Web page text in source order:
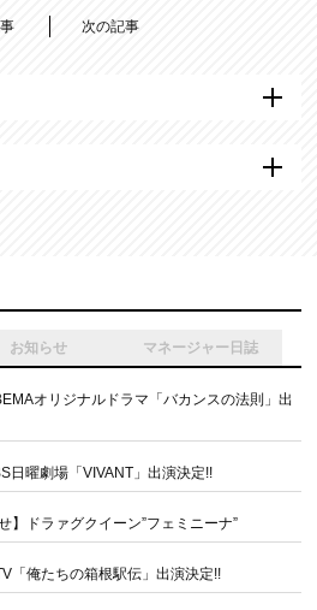
次の記事
お知らせ マネージャー日誌
オリジナルドラマ「バカンスの法則」出
日曜劇場「VIVANT」出演決定!!
】ドラァグクイーン”フェミニーナ”
「俺たちの箱根駅伝」出演決定!!